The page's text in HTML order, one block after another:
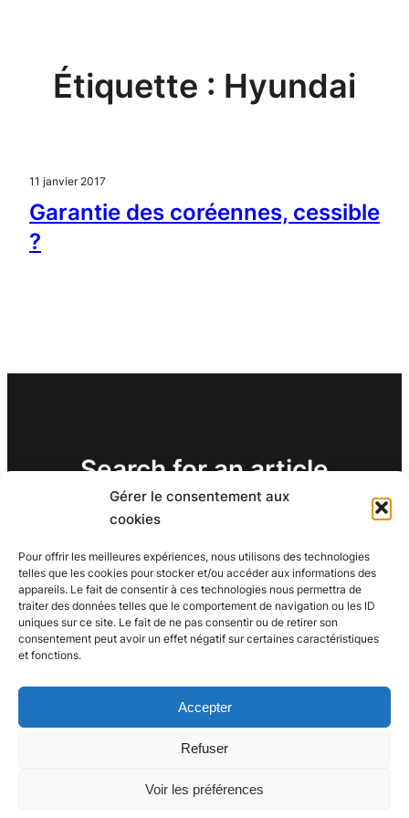
Gérer le consentement aux
cookies
Pour offrir les meilleures expériences, nous utilisons des technologies
telles que les cookies pour stocker et/ou accéder aux informations des
appareils. Le fait de consentir à ces technologies nous permettra de
traiter des données telles que le comportement de navigation ou les ID
uniques sur ce site. Le fait de ne pas consentir ou de retirer son
consentement peut avoir un effet négatif sur certaines caractéristiques
et fonctions.
Accepter
Refuser
Voir les préférences
contenuÉtiquette : Hyundai
11 janvier 2017
Garantie des coréennes, cessible
?
Search for an article